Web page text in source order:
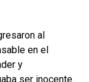
al
en el
y
ser inocente.